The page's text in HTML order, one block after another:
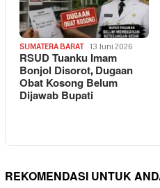
SUMATERA BARAT 13 Juni 2026
RSUD Tuanku Imam
Bonjol Disorot, Dugaan
Obat Kosong Belum
Dijawab Bupati
REKOMENDASI UNTUK